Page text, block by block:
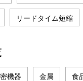
リードタイム短縮
機器 金属 食